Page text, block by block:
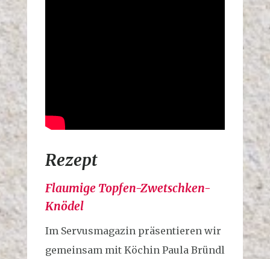
Rezept
Flaumige Topfen-Zwetschken-
Knödel
Im Servusmagazin präsentieren wir
gemeinsam mit Köchin Paula Bründl